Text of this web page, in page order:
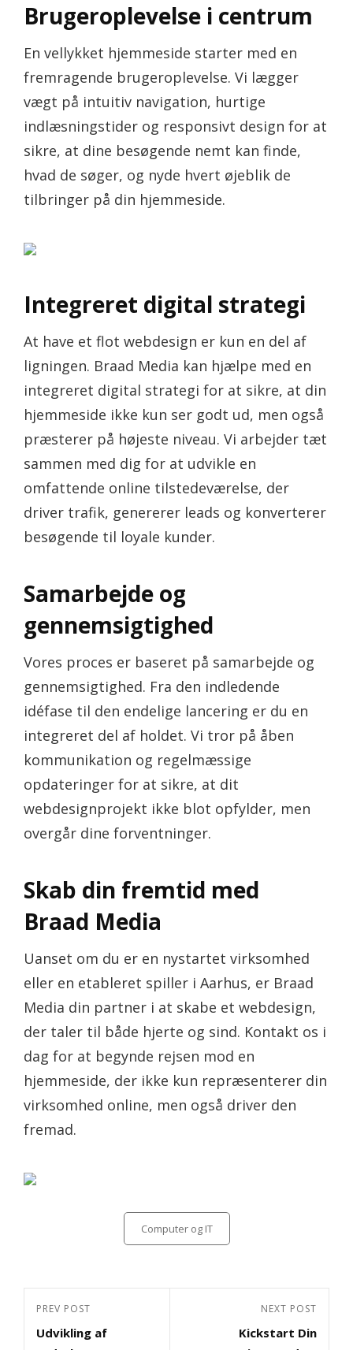
Brugeroplevelse i centrum
En vellykket hjemmeside starter med en
fremragende brugeroplevelse. Vi lægger
vægt på intuitiv navigation, hurtige
indlæsningstider og responsivt design for at
sikre, at dine besøgende nemt kan finde,
hvad de søger, og nyde hvert øjeblik de
tilbringer på din hjemmeside.
Integreret digital strategi
At have et flot webdesign er kun en del af
ligningen. Braad Media kan hjælpe med en
integreret digital strategi for at sikre, at din
hjemmeside ikke kun ser godt ud, men også
præsterer på højeste niveau. Vi arbejder tæt
sammen med dig for at udvikle en
omfattende online tilstedeværelse, der
driver trafik, genererer leads og konverterer
besøgende til loyale kunder.
Samarbejde og
gennemsigtighed
Vores proces er baseret på samarbejde og
gennemsigtighed. Fra den indledende
idéfase til den endelige lancering er du en
integreret del af holdet. Vi tror på åben
kommunikation og regelmæssige
opdateringer for at sikre, at dit
webdesignprojekt ikke blot opfylder, men
overgår dine forventninger.
Skab din fremtid med
Braad Media
Uanset om du er en nystartet virksomhed
eller en etableret spiller i Aarhus, er Braad
Media din partner i at skabe et webdesign,
der taler til både hjerte og sind. Kontakt os i
dag for at begynde rejsen mod en
hjemmeside, der ikke kun repræsenterer din
virksomhed online, men også driver den
fremad.
Computer og IT
Indlægsnavigation
Previous
Post
PREV POST
Udvikling af
NEXT POST
Kickstart Din